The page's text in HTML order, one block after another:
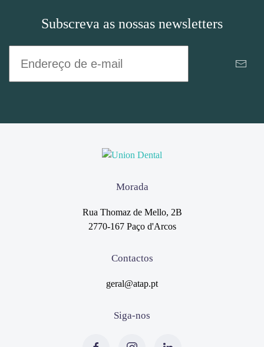
Subscreva as nossas newsletters
Morada
Rua Thomaz de Mello, 2B
2770-167 Paço d'Arcos
Contactos
geral@atap.pt
Siga-nos